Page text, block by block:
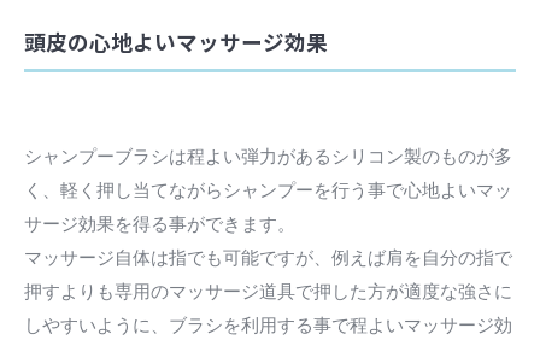
頭皮の心地よいマッサージ効果
シャンプーブラシは程よい弾力があるシリコン製のものが多
く、軽く押し当てながらシャンプーを行う事で心地よいマッ
サージ効果を得る事ができます。
マッサージ自体は指でも可能ですが、例えば肩を自分の指で
押すよりも専用のマッサージ道具で押した方が適度な強さに
しやすいように、ブラシを利用する事で程よいマッサージ効